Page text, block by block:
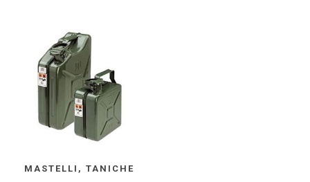
MASTELLI, TANICHE